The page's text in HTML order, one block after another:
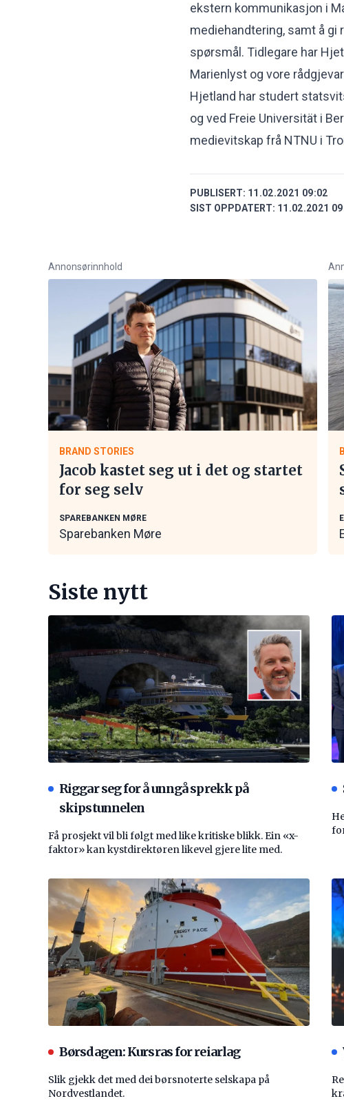
ekstern kommunikasjon i
mediehandtering, samt å gi
spørsmål. Tidlegare har
Marienlyst og vore
Hjetland har studert
og ved Freie Universität i
medievitskap frå NTNU i
PUBLISERT: 11.02.2021 09:02
SIST OPPDATERT: 11.02.2021
Annonsørinnhold
BRAND STORIES
Jacob kastet seg ut i det og startet
for seg selv
SPAREBANKEN MØRE
Sparebanken Møre
Siste nytt
Riggar seg for å unngå sprekk på
skipstunnelen
Få prosjekt vil bli følgt med like kritiske blikk. Ein «x-
faktor» kan kystdirektøren likevel gjere lite med.
Børsdagen: Kursras for reiarlag
Slik gjekk det med dei børsnoterte selskapa på
Nordvestlandet.